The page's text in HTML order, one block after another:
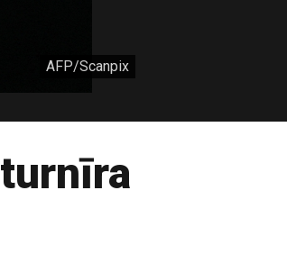
AFP/Scanpix
turnīra